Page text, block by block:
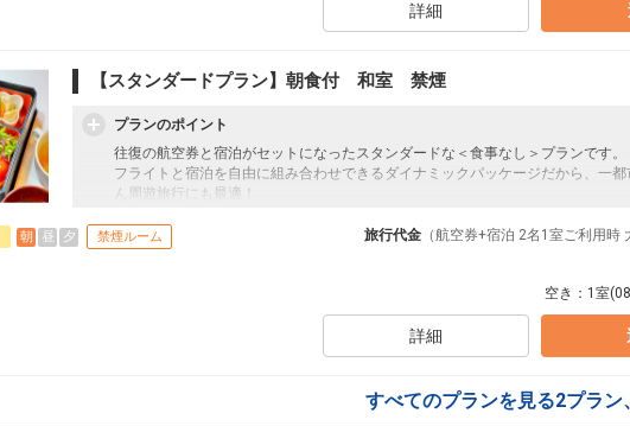
詳細
【スタンダードプラン】朝食付 和室 禁煙
プランのポイント
往復の航空券と宿泊がセットになったスタンダードな＜食事なし＞プランです。
フライトと宿泊を自由に組み合わせできるダイナミックパッケージだから、一
ん周遊旅行にも最適！
フライトは、安心のJAL（またはJALグループ）確約！フライトマイル50%貯ま
オプションでレンタカーや現地交通・体験プランなどの追加（同時予約）が可能
朝 昼 夕 禁煙ルーム 旅行代金 （航空券+宿泊 2名1室ご利用時
空き： 1室
詳細
すべてのプランを見る2プラン